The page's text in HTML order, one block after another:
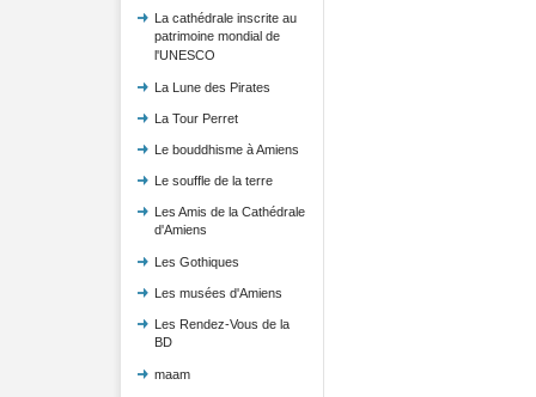
La cathédrale inscrite au
patrimoine mondial de
l'UNESCO
La Lune des Pirates
La Tour Perret
Le bouddhisme à Amiens
Le souffle de la terre
Les Amis de la Cathédrale
d'Amiens
Les Gothiques
Les musées d'Amiens
Les Rendez-Vous de la
BD
maam